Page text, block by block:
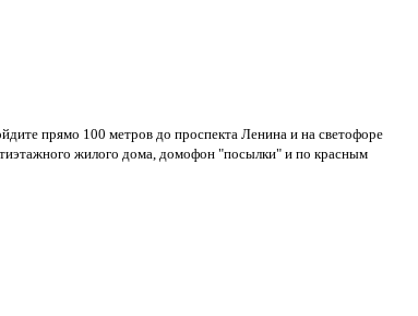
прямо 100 метров до проспекта Ленина и на светофоре
жилого дома, домофон "посылки" и по красным